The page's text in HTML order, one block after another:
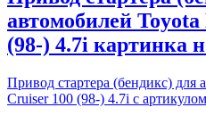
автомобилей
(98-) 4.7i картинка
Привод стартера (бендикс) для
Cruiser 100 (98-) 4.7i с